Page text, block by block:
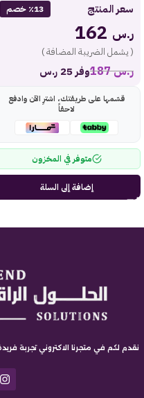
سعر المنتج ٪13 خصم
ر.س
( يشمل الضريبة المضافة )
ر.س187 وفر 25 ر.س
قسّمها على طريقتك، اشترِ الآن وادفع
لاحقاً
متوفر في المخزون
إضافة إلى السلة
نقدم لكم في متجرنا الاكتروني تجربة